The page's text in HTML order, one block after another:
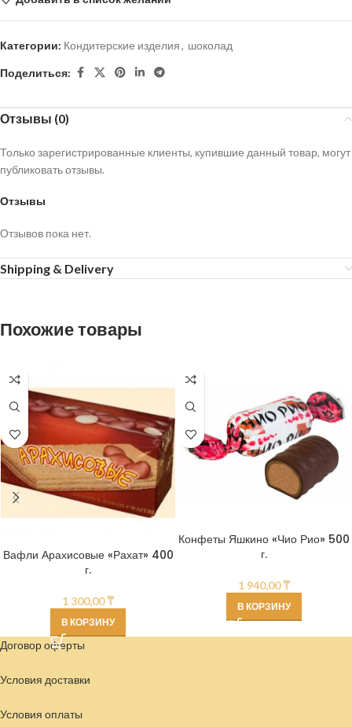
Категории: Кондитерские изделия, шоколад
Поделиться:
Отзывы (0)
Отзывы
Отзывов пока нет.
Только зарегистрированные клиенты, купившие данный товар, могут
публиковать отзывы.
Shipping & Delivery
Похожие товары
Вафли Арахисовые «Рахат» 400
г.
1 300,00₸
В КОРЗИНУ
Конфеты Яшкино «Чио Рио» 500
г.
1 940,00₸
В КОРЗИНУ
Договор оферты
Условия доставки
Условия оплаты